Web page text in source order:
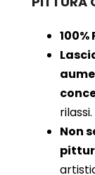
100%
rilassi.
Non